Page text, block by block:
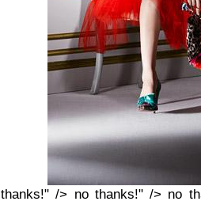
thanks!" /> no thanks!" /> no